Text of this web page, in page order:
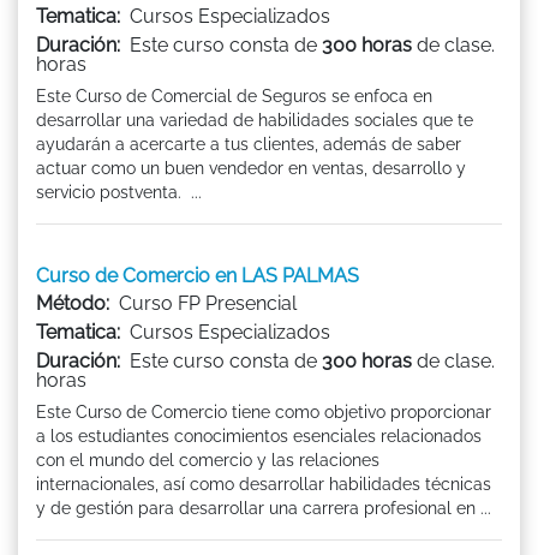
Tematica: Cursos Especializados
Duración: Este curso consta de 300 horas de clase.
horas
Este Curso de Comercial de Seguros se enfoca en
desarrollar una variedad de habilidades sociales que te
ayudarán a acercarte a tus clientes, además de saber
actuar como un buen vendedor en ventas, desarrollo y
servicio postventa. ...
Curso de Comercio en LAS PALMAS
Método: Curso FP Presencial
Tematica: Cursos Especializados
Duración: Este curso consta de 300 horas de clase.
horas
Este Curso de Comercio tiene como objetivo proporcionar
a los estudiantes conocimientos esenciales relacionados
con el mundo del comercio y las relaciones
internacionales, así como desarrollar habilidades técnicas
y de gestión para desarrollar una carrera profesional en ...